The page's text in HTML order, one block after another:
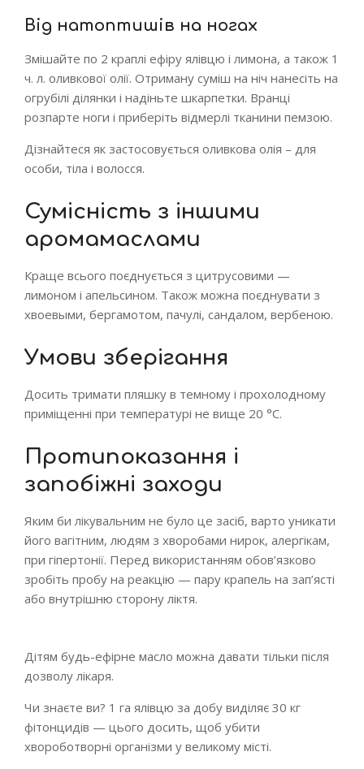
Від натоптишів на ногах
Змішайте по 2 краплі ефіру ялівцю і лимона, а також 1
ч. л. оливкової олії. Отриману суміш на ніч нанесіть на
огрубілі ділянки і надіньте шкарпетки. Вранці
розпарте ноги і приберіть відмерлі тканини пемзою.
Дізнайтеся як застосовується оливкова олія – для
особи, тіла і волосся.
Сумісність з іншими
аромамаслами
Краще всього поєднується з цитрусовими —
лимоном і апельсином. Також можна поєднувати з
хвоевыми, бергамотом, пачулі, сандалом, вербеною.
Умови зберігання
Досить тримати пляшку в темному і прохолодному
приміщенні при температурі не вище 20 °С.
Протипоказання і
запобіжні заходи
Яким би лікувальним не було це засіб, варто уникати
його вагітним, людям з хворобами нирок, алергікам,
при гіпертонії. Перед використанням обов’язково
зробіть пробу на реакцію — пару крапель на зап’ясті
або внутрішню сторону ліктя.
Дітям будь-ефірне масло можна давати тільки після
дозволу лікаря.
Чи знаєте ви? 1 га ялівцю за добу виділяє 30 кг
фітонцидів — цього досить, щоб убити
хвороботворні організми у великому місті.